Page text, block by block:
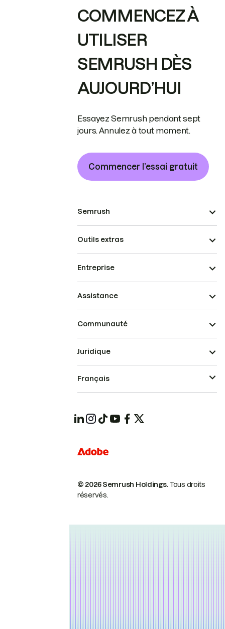
COMMENCEZ À
UTILISER
SEMRUSH DÈS
AUJOURD’HUI
Essayez Semrush pendant sept
jours. Annulez à tout moment.
Commencer l’essai gratuit
Semrush
Outils extras
Entreprise
Assistance
Communauté
© 2026 Semrush Holdings.Tous droits
réservés.
Juridique
Français